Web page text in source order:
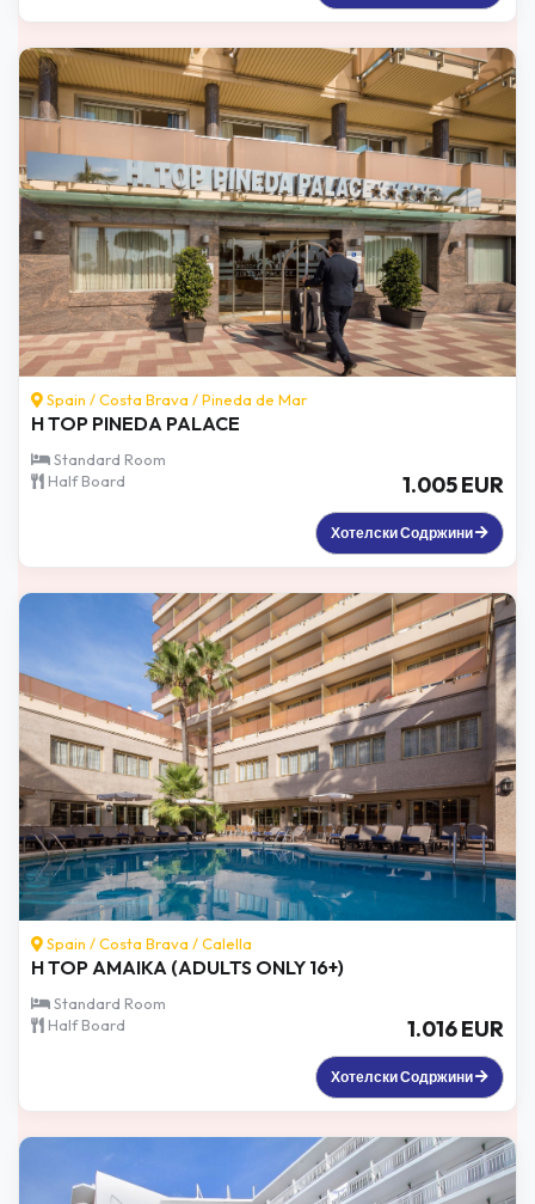
Spain /Costa Brava /Pineda de Mar
H TOP PINEDA PALACE
Standard Room
Half Board
1.005 EUR
Хотелски Содржини
Spain /Costa Brava /Calella
H TOP AMAIKA (ADULTS ONLY 16+)
Standard Room
Half Board
1.016 EUR
Хотелски Содржини